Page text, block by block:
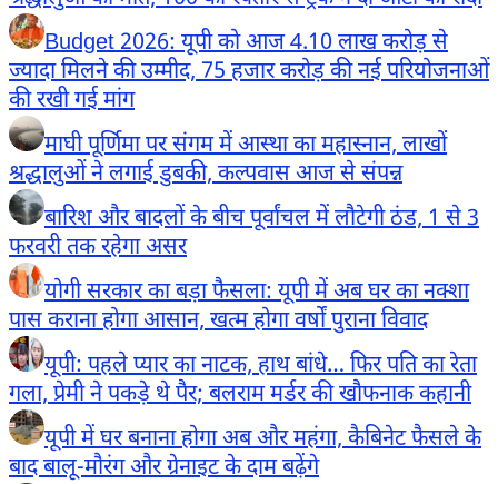
Budget 2026: यूपी को आज 4.10 लाख करोड़ से
ज्यादा मिलने की उम्मीद, 75 हजार करोड़ की नई परियोजनाओं
की रखी गई मांग
माघी पूर्णिमा पर संगम में आस्था का महास्नान, लाखों
श्रद्धालुओं ने लगाई डुबकी, कल्पवास आज से संपन्न
बारिश और बादलों के बीच पूर्वांचल में लौटेगी ठंड, 1 से 3
फरवरी तक रहेगा असर
योगी सरकार का बड़ा फैसला: यूपी में अब घर का नक्शा
पास कराना होगा आसान, खत्म होगा वर्षों पुराना विवाद
यूपी: पहले प्यार का नाटक, हाथ बांधे… फिर पति का रेता
गला, प्रेमी ने पकड़े थे पैर; बलराम मर्डर की खौफनाक कहानी
यूपी में घर बनाना होगा अब और महंगा, कैबिनेट फैसले के
बाद बालू-मौरंग और ग्रेनाइट के दाम बढ़ेंगे